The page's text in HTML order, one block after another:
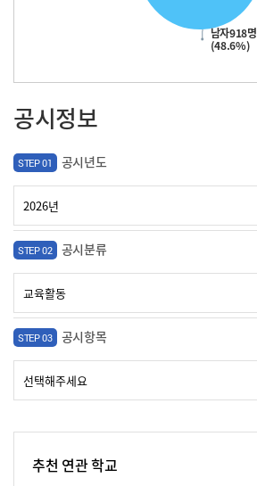
남자918명
(48.6%)
공시정보
STEP 01 공시년도
STEP 02 공시분류
STEP 03 공시항목
추천 연관 학교